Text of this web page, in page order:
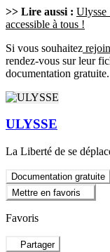
>> Lire aussi : Ulysse
accessible à tous !
Si vous souhaitez
rendez-vous sur leur
documentation gratuite.
ULYSSE
La Liberté de se
Documentation gratuite
Mettre en favoris
Favoris
Partager